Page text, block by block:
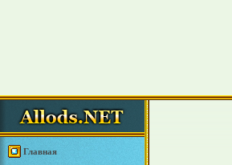
Главная